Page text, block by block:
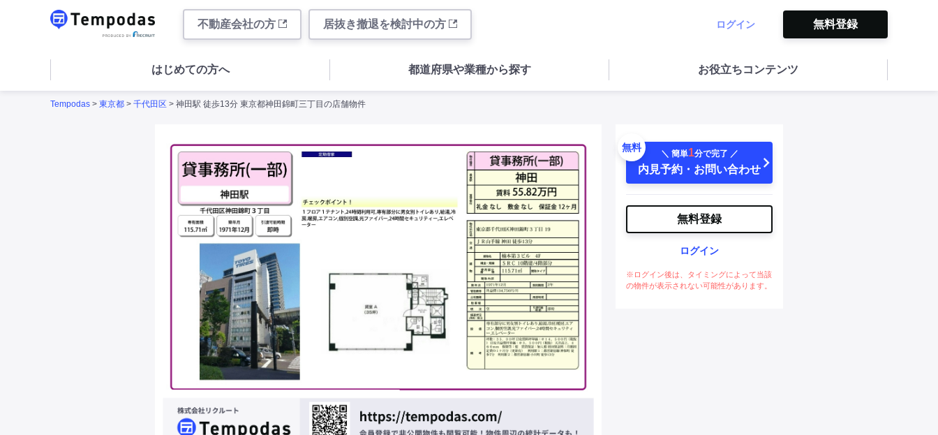
不動産会社の方 居抜き撤退を検討中の方 ログイン 無料登録
はじめての方へ 都道府県や業種から探す お役立ちコンテンツ
Tempodas > 東京都 > 千代田区 > 神田駅 徒歩13分 東京都神田錦町三丁目の店舗物件
無料
＼ 簡単1分で完了 ／
内見予約・お問い合わせ
無料登録
ログイン
※ログイン後は、タイミングによって当該
の物件が表示されない可能性があります。